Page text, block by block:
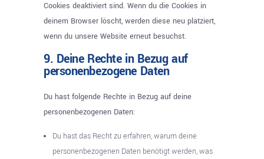
Cookies deaktiviert sind. Wenn du die Cookies in
deinem Browser löscht, werden diese neu platziert,
wenn du unsere Website erneut besuchst.
9. Deine Rechte in Bezug auf
personenbezogene Daten
Du hast folgende Rechte in Bezug auf deine
personenbezogenen Daten:
Du hast das Recht zu erfahren, warum deine
personenbezogenen Daten benötigt werden, was